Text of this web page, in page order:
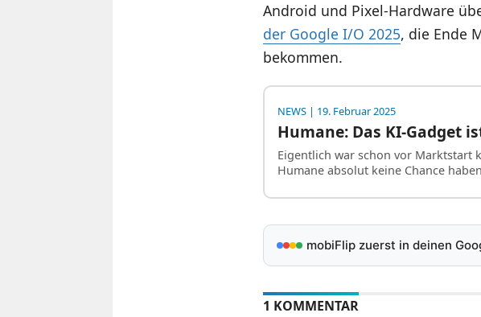
Android und Pixel-Hardware
der Google I/O 2025, die Ende
bekommen.
NEWS| 19. Februar 2025
Humane: Das KI-Gadget
Eigentlich war schon vor Marktstart
Humane absolut keine Chance
mobiFlip zuerst in deinen
1 KOMMENTAR